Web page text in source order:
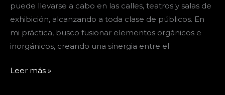
puede llevarse a cabo en las calles, teatros y salas de
exhibición, alcanzando a toda clase de públicos. En
mi práctica, busco fusionar elementos orgánicos e
inorgánicos, creando una sinergia entre el
Performer
Leer más »